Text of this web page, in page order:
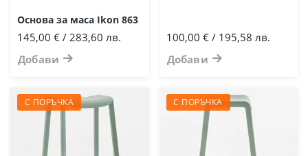
Основа за маса Ikon 863
145,00 € / 283,60 лв.
Добави
100,00 € / 195,58 лв.
Добави
С ПОРЪЧКА С ПОРЪЧКА